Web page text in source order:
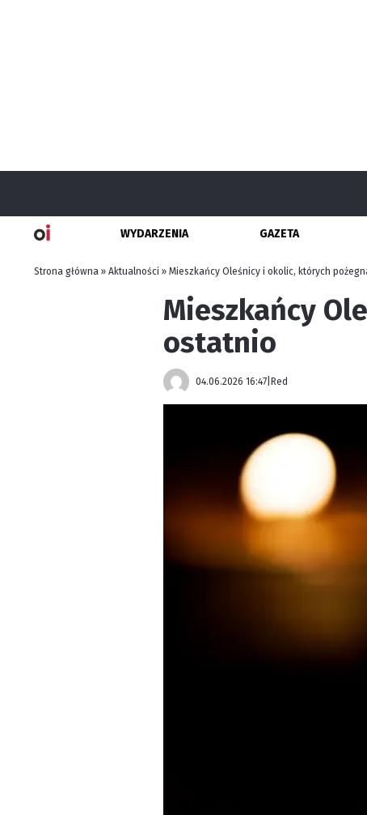
WYDARZENIA GAZETA
Strona główna » Aktualności » Mieszkańcy Oleśnicy i okolic, których
Mieszkańcy
ostatnio
04.06.2026 16:47 Red